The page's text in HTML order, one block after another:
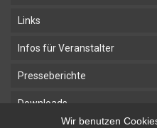
Wir benutzen
Links
Infos für Veranstalter
Presseberichte
Downloads